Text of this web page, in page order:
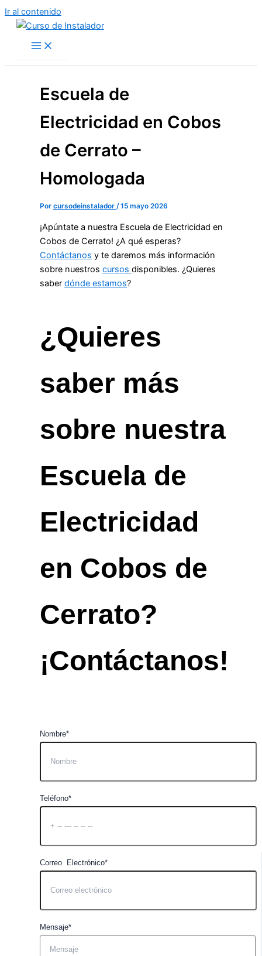
Ir al contenido
Escuela de
Electricidad en Cobos
de Cerrato –
Homologada
Por cursodeinstalador /15 mayo 2026
¡Apúntate a nuestra Escuela de Electricidad en
Cobos de Cerrato! ¿A qué esperas?
Contáctanos y te daremos más información
sobre nuestros cursos disponibles. ¿Quieres
saber dónde estamos?
¿Quieres
saber más
sobre nuestra
Escuela de
Electricidad
en Cobos de
Cerrato?
¡Contáctanos!
Nombre*
Teléfono*
Correo Electrónico*
Mensaje*